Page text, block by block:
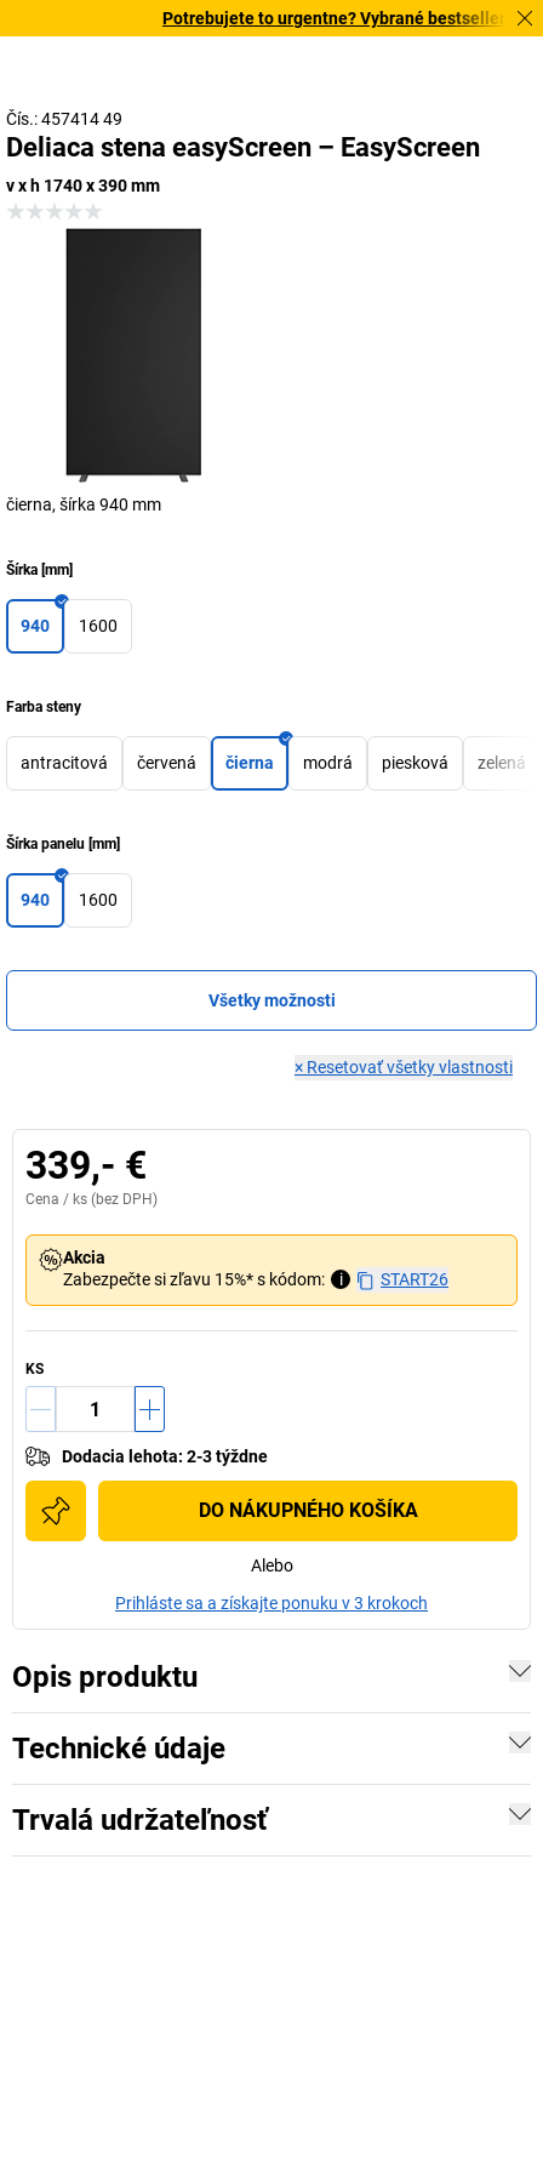
Potrebujete to urgentne? Vybrané bestsellery
Čís.: 457414 49
Deliaca stena easyScreen – EasyScreen
v x h 1740 x 390 mm
čierna, šírka 940 mm
Šírka [mm]
940 1600
Farba steny
antracitová červená čierna modrá piesková zelená
Šírka panelu [mm]
940 1600
Všetky možnosti
× Resetovať všetky vlastnosti
339,- €
Cena / ks (bez DPH)
Akcia
Zabezpečte si zľavu 15%* s kódom:
i START26
KS
Dodacia lehota: 2-3 týždne
DO NÁKUPNÉHO KOŠÍKA
Alebo
Prihláste sa a získajte ponuku v 3 krokoch
Opis produktu
Technické údaje
Trvalá udržateľnosť